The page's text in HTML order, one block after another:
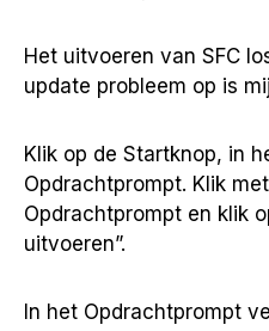
Het uitvoeren van SFC
update probleem op is
Klik op de Startknop, in
Opdrachtprompt. Klik
Opdrachtprompt en klik
uitvoeren”.
In het Opdrachtprompt